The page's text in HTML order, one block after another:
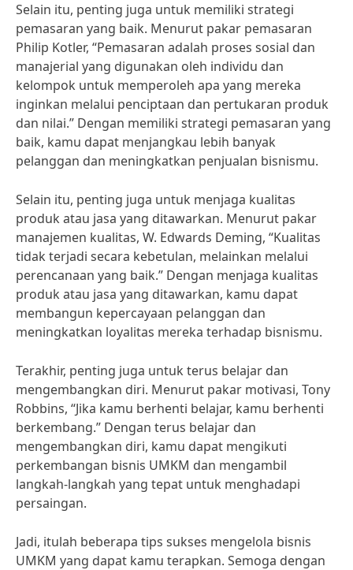
Selain itu, penting juga untuk memiliki strategi
pemasaran yang baik. Menurut pakar pemasaran
Philip Kotler, “Pemasaran adalah proses sosial dan
manajerial yang digunakan oleh individu dan
kelompok untuk memperoleh apa yang mereka
inginkan melalui penciptaan dan pertukaran produk
dan nilai.” Dengan memiliki strategi pemasaran yang
baik, kamu dapat menjangkau lebih banyak
pelanggan dan meningkatkan penjualan bisnismu.
Selain itu, penting juga untuk menjaga kualitas
produk atau jasa yang ditawarkan. Menurut pakar
manajemen kualitas, W. Edwards Deming, “Kualitas
tidak terjadi secara kebetulan, melainkan melalui
perencanaan yang baik.” Dengan menjaga kualitas
produk atau jasa yang ditawarkan, kamu dapat
membangun kepercayaan pelanggan dan
meningkatkan loyalitas mereka terhadap bisnismu.
Terakhir, penting juga untuk terus belajar dan
mengembangkan diri. Menurut pakar motivasi, Tony
Robbins, “Jika kamu berhenti belajar, kamu berhenti
berkembang.” Dengan terus belajar dan
mengembangkan diri, kamu dapat mengikuti
perkembangan bisnis UMKM dan mengambil
langkah-langkah yang tepat untuk menghadapi
persaingan.
Jadi, itulah beberapa tips sukses mengelola bisnis
UMKM yang dapat kamu terapkan. Semoga dengan